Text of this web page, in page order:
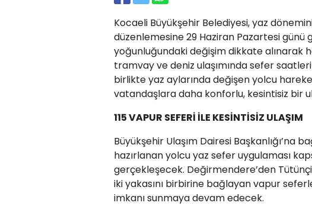
Kocaeli Büyükşehir Belediyesi, yaz
düzenlemesine 29 Haziran Pazartesi günü
yoğunluğundaki değişim dikkate alınarak
tramvay ve deniz ulaşımında sefer
birlikte yaz aylarında değişen yolcu
vatandaşlara daha konforlu, kesintisiz bir
115 VAPUR SEFERİ İLE KESİNTİSİZ ULAŞIM
Büyükşehir Ulaşım Dairesi Başkanlığı’na
hazırlanan yolcu yaz sefer uygulaması
gerçekleşecek. Değirmendere’den
iki yakasını birbirine bağlayan vapur
imkanı sunmaya devam edecek.